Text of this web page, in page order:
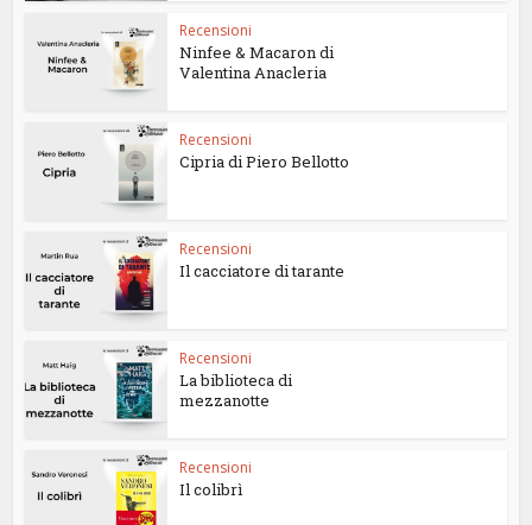
Recensioni
Ninfee & Macaron di
Valentina Anacleria
Recensioni
Cipria di Piero Bellotto
Recensioni
Il cacciatore di tarante
Recensioni
La biblioteca di
mezzanotte
Recensioni
Il colibrì